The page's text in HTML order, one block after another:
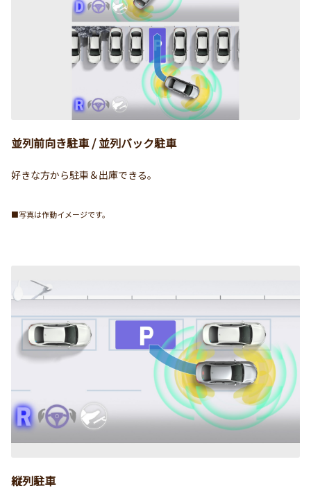
並列前向き駐車 / 並列バック駐車
好きな方から駐車＆出庫できる。
■写真は作動イメージです。
縦列駐車